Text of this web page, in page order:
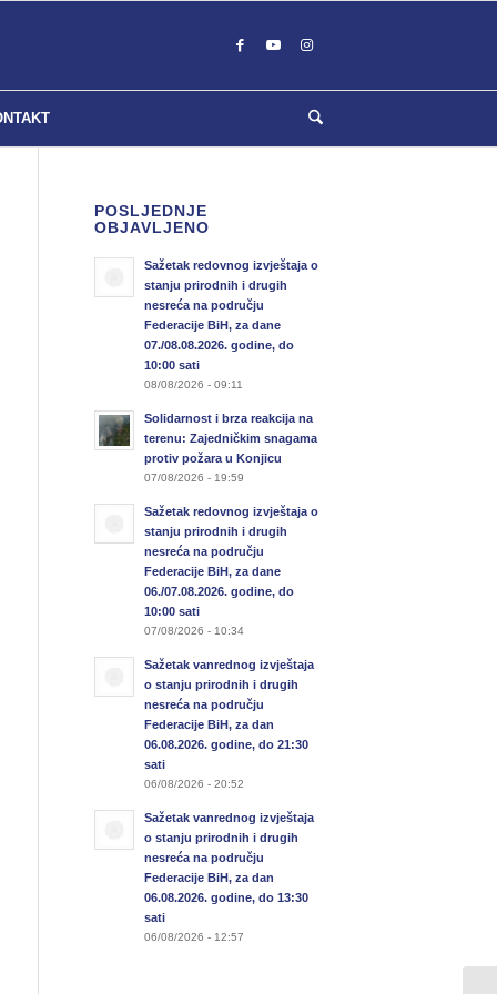
POSLJEDNJE
OBJAVLJENO
Sažetak redovnog izvještaja o
stanju prirodnih i drugih
nesreća na području
Federacije BiH, za dane
07./08.08.2026. godine, do
10:00 sati
08/08/2026 - 09:11
Solidarnost i brza reakcija na
terenu: Zajedničkim snagama
protiv požara u Konjicu
07/08/2026 - 19:59
Sažetak redovnog izvještaja o
stanju prirodnih i drugih
nesreća na području
Federacije BiH, za dane
06./07.08.2026. godine, do
10:00 sati
07/08/2026 - 10:34
Sažetak vanrednog izvještaja
o stanju prirodnih i drugih
nesreća na području
Federacije BiH, za dan
06.08.2026. godine, do 21:30
sati
06/08/2026 - 20:52
Sažetak vanrednog izvještaja
o stanju prirodnih i drugih
nesreća na području
Federacije BiH, za dan
06.08.2026. godine, do 13:30
sati
06/08/2026 - 12:57